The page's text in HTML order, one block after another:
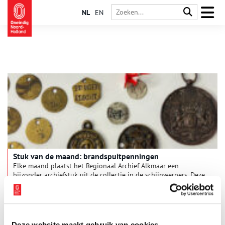
NL EN
Stuk van de maand: brandspuitpenningen
Elke maand plaatst het Regionaal Archief Alkmaar een
bijzonder archiefstuk uit de collectie in de schijnwerpers. Deze
keer: een grote verzameling zogeheten brandspuitpenningen.
In het archief van de Alkmaarse brandweer wordt een map
bewaard met daarin meer dan 130 penningen. Het zijn metalen
tekst en soms ook een afbeelding. Met zulke penningen –